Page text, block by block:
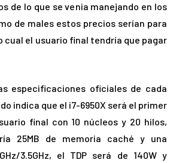
de lo que se venia manejando en los
de males estos precios serían para
cual el usuario final tendría que pagar
especificaciones oficiales de cada
indica que el i7-6950X será el primer
final con 10 núcleos y 20 hilos,
25MB de memoria caché y una
3.5GHz, el TDP será de 140W y